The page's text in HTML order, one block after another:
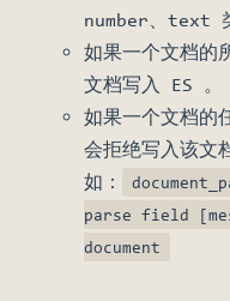
number、text
如果一个文档的
文档写入 ES 。
如果一个文档的
会拒绝写入该文
如：
parse field
document